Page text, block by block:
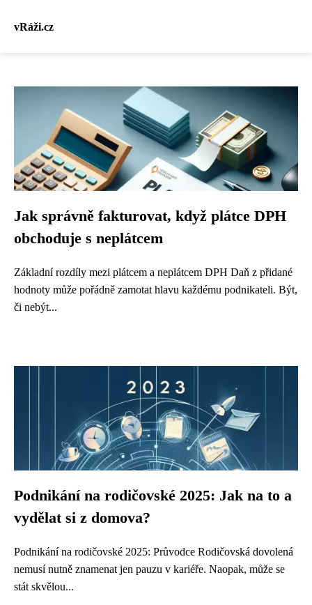
vRáži.cz
Jak správně fakturovat, když plátce DPH
obchoduje s neplátcem
Základní rozdíly mezi plátcem a neplátcem DPH Daň z přidané
hodnoty může pořádně zamotat hlavu každému podnikateli. Být,
či nebýt...
Podnikání na rodičovské 2025: Jak na to a
vydělat si z domova?
Podnikání na rodičovské 2025: Průvodce Rodičovská dovolená
nemusí nutně znamenat jen pauzu v kariéře. Naopak, může se
stát skvělou...